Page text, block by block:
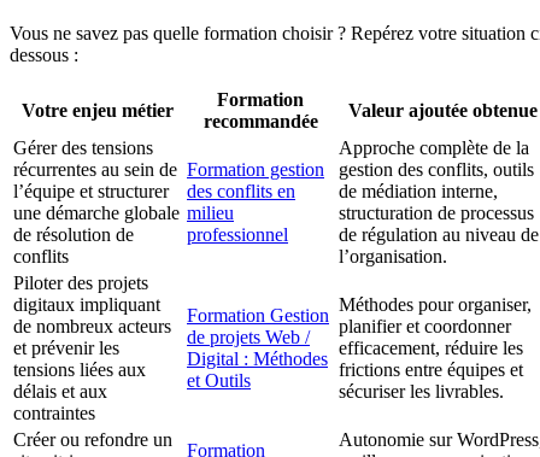
Vous ne savez pas quelle formation choisir ? Repérez votre situation
dessous :
Votre enjeu métier
Formation
recommandée
Valeur ajoutée obtenue
Gérer des tensions
récurrentes au sein de
l’équipe et structurer
une démarche globale
de résolution de
conflits
Formation gestion
des conflits en
milieu
professionnel
Approche complète de la
gestion des conflits, outils
de médiation interne,
structuration de processus
de régulation au niveau de
l’organisation.
Piloter des projets
digitaux impliquant
de nombreux acteurs
et prévenir les
tensions liées aux
délais et aux
contraintes
Formation Gestion
de projets Web /
Digital : Méthodes
et Outils
Méthodes pour organiser,
planifier et coordonner
efficacement, réduire les
frictions entre équipes et
sécuriser les livrables.
Créer ou refondre un
Formation
Autonomie sur